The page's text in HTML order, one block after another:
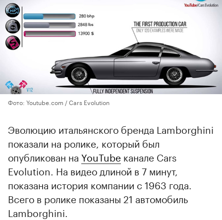
Фото: Youtube.com / Cars Evolution
Эволюцию итальянского бренда Lamborghini
показали на ролике, который был
опубликован на YouTube канале Cars
Evolution. На видео длиной в 7 минут,
показана история компании с 1963 года.
Всего в ролике показаны 21 автомобиль
Lamborghini.